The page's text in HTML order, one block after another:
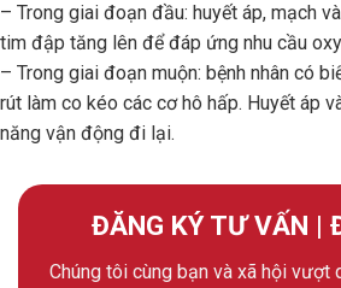
– Trong giai đoạn đầu: huyết áp, mạch
tim đập tăng lên để đáp ứng nhu cầu
– Trong giai đoạn muộn: bệnh nhân có
rút làm co kéo các cơ hô hấp. Huyết áp
năng vận động đi lại.
ĐĂNG KÝ TƯ VẤN |
Chúng tôi cùng bạn và xã hội vượt